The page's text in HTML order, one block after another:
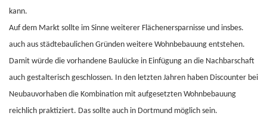
kann.
Auf dem Markt sollte im Sinne weiterer Flächenersparnisse und insbes.
auch aus städtebaulichen Gründen weitere Wohnbebauung entstehen.
Damit würde die vorhandene Baulücke in Einfügung an die Nachbarschaft
auch gestalterisch geschlossen. In den letzten Jahren haben Discounter bei
Neubauvorhaben die Kombination mit aufgesetzten Wohnbebauung
reichlich praktiziert. Das sollte auch in Dortmund möglich sein.